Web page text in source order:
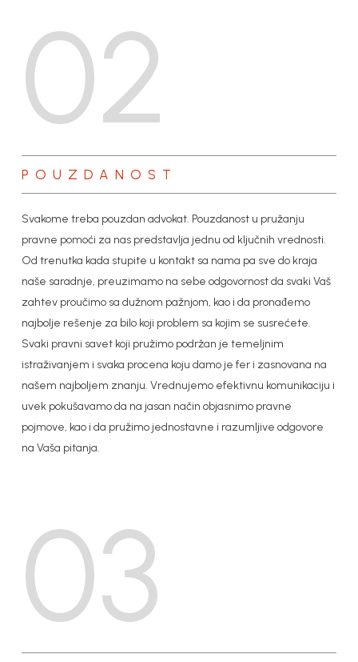
02
POUZDANOST
Svakome treba pouzdan advokat. Pouzdanost u pružanju
pravne pomoći za nas predstavlja jednu od ključnih vrednosti.
Od trenutka kada stupite u kontakt sa nama pa sve do kraja
naše saradnje, preuzimamo na sebe odgovornost da svaki Vaš
zahtev proučimo sa dužnom pažnjom, kao i da pronađemo
najbolje rešenje za bilo koji problem sa kojim se susrećete.
Svaki pravni savet koji pružimo podržan je temeljnim
istraživanjem i svaka procena koju damo je fer i zasnovana na
našem najboljem znanju. Vrednujemo efektivnu komunikaciju i
uvek pokušavamo da na jasan način objasnimo pravne
pojmove, kao i da pružimo jednostavne i razumljive odgovore
na Vaša pitanja.
03